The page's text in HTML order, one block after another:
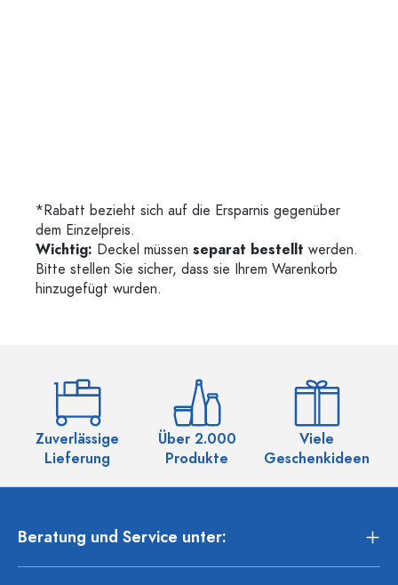
*Rabatt bezieht sich auf die Ersparnis gegenüber
dem Einzelpreis.
Wichtig: Deckel müssen separat bestellt werden.
Bitte stellen Sie sicher, dass sie Ihrem Warenkorb
hinzugefügt wurden.
Zuverlässige
Lieferung
Über 2.000
Produkte
Viele
Geschenkideen
Beratung und Service unter: